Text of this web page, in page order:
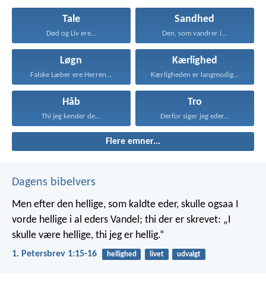
Tale
Død og Liv ere...
Sandhed
Den, som vandrer i...
Løgn
Falske Læber ere Herren...
Kærlighed
Kærligheden er langmodig, er...
Håb
Thi jeg kender de...
Tro
Derfor siger jeg eder...
Flere emner...
Dagens bibelvers
Men efter den hellige, som kaldte eder, skulle ogsaa I
vorde hellige i al eders Vandel; thi der er skrevet: „I
skulle være hellige, thi jeg er hellig.“
1. Petersbrev 1:15-16 hellighed livet udvalgt